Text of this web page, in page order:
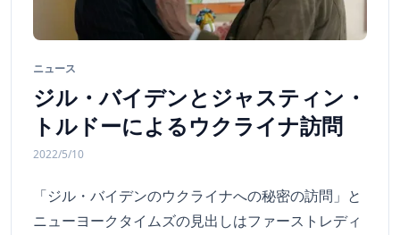
ニュース
ジル・バイデンとジャスティン・
トルドーによるウクライナ訪問
2022/5/10
「ジル・バイデンのウクライナへの秘密の訪問」と
ニューヨークタイムズの見出しはファーストレディ